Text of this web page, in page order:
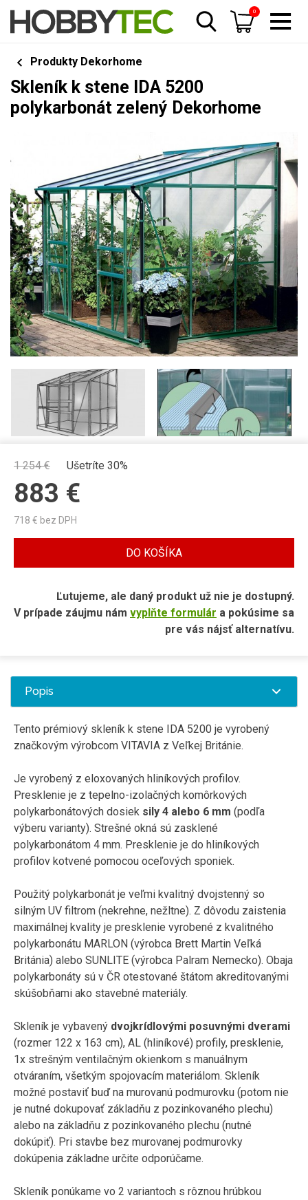
0
Produkty Dekorhome
Skleník k stene IDA 5200
polykarbonát zelený Dekorhome
1 254€ Ušetríte 30%
883 €
718 € bez DPH
DO KOŠÍKA
Ľutujeme, ale daný produkt už nie je dostupný.
V prípade záujmu nám vyplňte formulár a pokúsime sa
pre vás nájsť alternatívu.
Popis
Tento prémiový skleník k stene IDA 5200 je vyrobený
značkovým výrobcom VITAVIA z Veľkej Británie.
Je vyrobený z eloxovaných hliníkových profilov.
Presklenie je z tepelno-izolačných komôrkových
polykarbonátových dosiek sily 4 alebo 6 mm (podľa
výberu varianty). Strešné okná sú zasklené
polykarbonátom 4 mm. Presklenie je do hliníkových
profilov kotvené pomocou oceľových sponiek.
Použitý polykarbonát je veľmi kvalitný dvojstenný so
silným UV filtrom (nekrehne, nežltne). Z dôvodu zaistenia
maximálnej kvality je presklenie vyrobené z kvalitného
polykarbonátu MARLON (výrobca Brett Martin Veľká
Británia) alebo SUNLITE (výrobca Palram Nemecko). Obaja
polykarbonáty sú v ČR otestované štátom akreditovanými
skúšobňami ako stavebné materiály.
Skleník je vybavený dvojkrídlovými posuvnými dverami
(rozmer 122 x 163 cm), AL (hliníkové) profily, presklenie,
1x strešným ventilačným okienkom s manuálnym
otváraním, všetkým spojovacím materiálom. Skleník
možné postaviť buď na murovanú podmurovku (potom nie
je nutné dokupovať základňu z pozinkovaného plechu)
alebo na základňu z pozinkovaného plechu (nutné
dokúpiť). Pri stavbe bez murovanej podmurovky
dokúpenia základne určite odporúčame.
Skleník ponúkame vo 2 variantoch s rôznou hrúbkou